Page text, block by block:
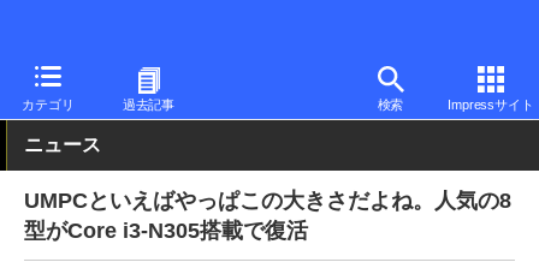
カテゴリ 過去記事 検索 Impressサイト
PC Watch パソコン/タブレット/スマートフォン NUC/小型パソコ
ニュース
UMPCといえばやっぱこの大きさだよね。人気の8
型がCore i3-N305搭載で復活